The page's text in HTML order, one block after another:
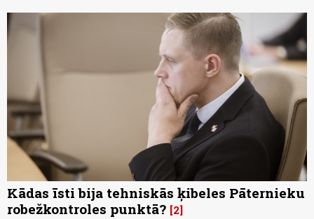
Kādas īsti bija tehniskās ķibeles Pāternieku
robežkontroles punktā? 2